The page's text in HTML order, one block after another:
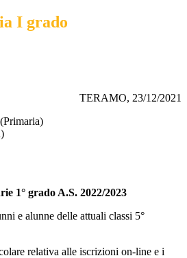
I grado
TERAMO, 23/12/2021
1° grado A.S. 2022/2023
e alunne delle attuali classi 5°
relativa alle iscrizioni on-line e i